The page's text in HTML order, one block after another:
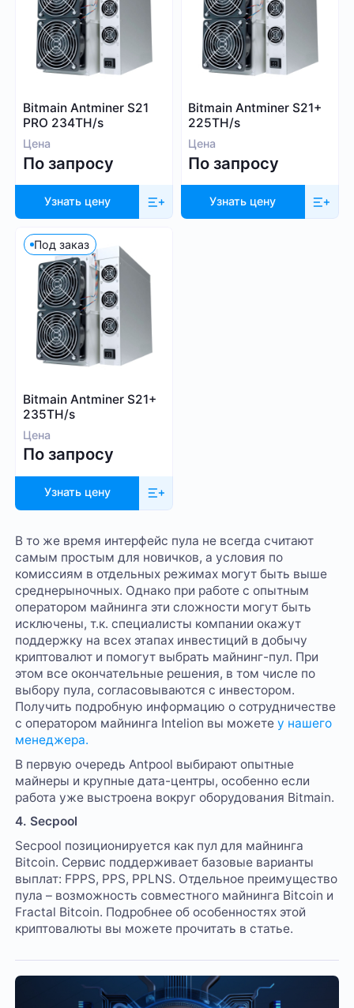
Bitmain Antminer S21
PRO 234TH/s
Цена
По запросу
Узнать цену
Bitmain Antminer S21+
225TH/s
Цена
По запросу
Узнать цену
Под заказ
Bitmain Antminer S21+
235TH/s
Цена
По запросу
Узнать цену
В то же время интерфейс пула не всегда считают
самым простым для новичков, а условия по
комиссиям в отдельных режимах могут быть выше
среднерыночных. Однако при работе с опытным
оператором майнинга эти сложности могут быть
исключены, т.к. специалисты компании окажут
поддержку на всех этапах инвестиций в добычу
криптовалют и помогут выбрать майнинг-пул. При
этом все окончательные решения, в том числе по
выбору пула, согласовываются с инвестором.
Получить подробную информацию о сотрудничестве
с оператором майнинга Intelion вы можетеу нашего
менеджера.
В первую очередь Antpool выбирают опытные
майнеры и крупные дата-центры, особенно если
работа уже выстроена вокруг оборудования Bitmain.
4. Secpool
Secpool позиционируется как пул для майнинга
Bitcoin. Сервис поддерживает базовые варианты
выплат: FPPS, PPS, PPLNS. Отдельное преимущество
пула – возможность совместного майнинга Bitcoin и
Fractal Bitcoin. Подробнее об особенностях этой
криптовалюты вы можете прочитать в статье.